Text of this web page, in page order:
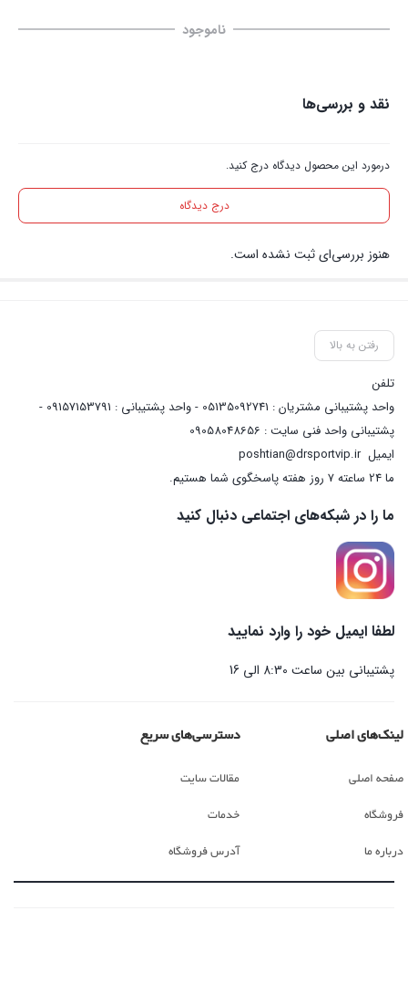
ناموجود
نقد و بررسی‌ها
درمورد این محصول دیدگاه درج کنید.
درج دیدگاه
هنوز بررسی‌ای ثبت نشده است.
رفتن به بالا
تلفن
واحد پشتیبانی مشتریان : 05135092741 - واحد پشتیبانی : 09157153791 -
پشتیبانی واحد فنی سایت : 09058048656
ایمیلposhtian@drsportvip.ir
ما 24 ساعته 7 روز هفته پاسخگوی شما هستیم.
ما را در شبکه‌های اجتماعی دنبال کنید
لطفا ایمیل خود را وارد نمایید
پشتیبانی بین ساعت 8:30 الی 16
لینک‌های اصلی
صفحه اصلی
فروشگاه
درباره ما
دسترسی‌های سریع
مقالات سایت
خدمات
آدرس فروشگاه